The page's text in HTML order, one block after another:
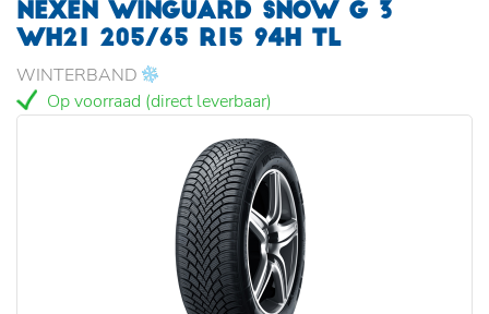
NEXEN WINGUARD SNOW G 3
WH21 205/65 R15 94H TL
WINTERBAND
Op voorraad (direct leverbaar)